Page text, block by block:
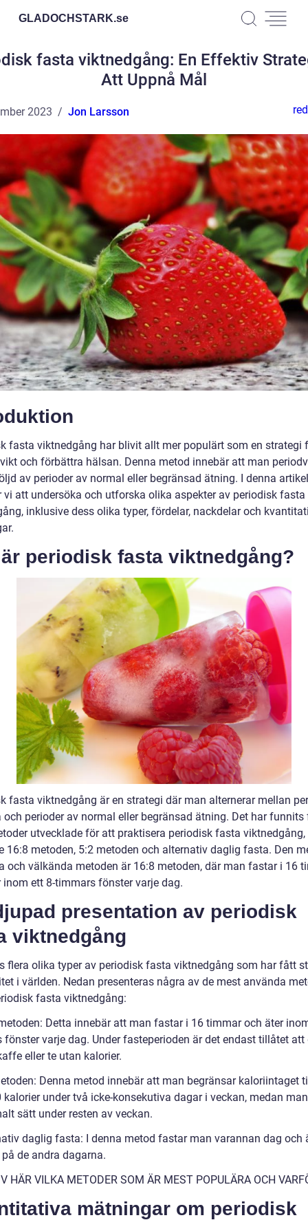
GLADOCHSTARK.se
fasta viktnedgång: En Effektiv
Att Uppnå Mål
2023 Jon Larsson
fasta viktnedgång har blivit allt mer populärt som en strategi
och förbättra hälsan. Denna metod innebär att man
av perioder av normal eller begränsad ätning. I denna artikel
vi att undersöka och utforska olika aspekter av periodisk fasta
inklusive dess olika typer, fördelar, nackdelar och
periodisk fasta viktnedgång?
fasta viktnedgång är en strategi där man alternerar mellan
perioder av normal eller begränsad ätning. Det har funnits
utvecklade för att praktisera periodisk fasta viktnedgång,
16:8 metoden, 5:2 metoden och alternativ daglig fasta. Den
och välkända metoden är 16:8 metoden, där man fastar i 16
inom ett 8-timmars fönster varje dag.
presentation av periodisk
viktnedgång
flera olika typer av periodisk fasta viktnedgång som har fått
i världen. Nedan presenteras några av de mest använda
fasta viktnedgång:
Detta innebär att man fastar i 16 timmar och äter
fönster varje dag. Under fasteperioden är det endast tillåtet att
eller te utan kalorier.
Denna metod innebär att man begränsar kaloriintaget
kalorier under två icke-konsekutiva dagar i veckan, medan
sätt under resten av veckan.
daglig fasta: I denna metod fastar man varannan dag och
de andra dagarna.
HÄR VILKA METODER SOM ÄR MEST POPULÄRA OCH
mätningar om periodisk